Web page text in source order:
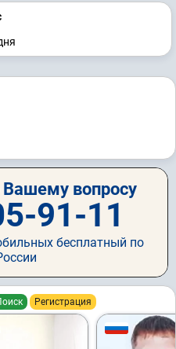
Вашему вопросу
91-11
бесплатный по
Регистрация